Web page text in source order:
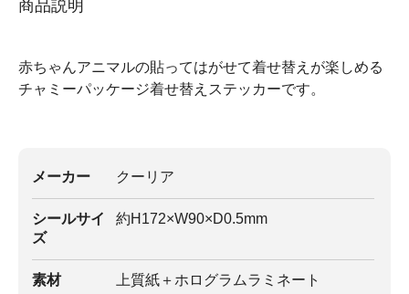
商品説明
赤ちゃんアニマルの貼ってはがせて着せ替えが楽しめる
チャミーパッケージ着せ替えステッカーです。
メーカー クーリア
シールサイ
ズ
約H172×W90×D0.5mm
素材 上質紙＋ホログラムラミネート